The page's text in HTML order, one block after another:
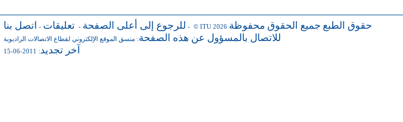
للرجوع إلى أعلى الصفحة - تعليقات - اتصل بنا - © ITU 2026 حقوق الطبع جميع الحقوق محفوظة
للاتصال بالمسؤول عن هذه الصفحة: منسق الموقع الإلكتروني لقطاع الاتصالات الراديوية
آخر تجديد: 2011-06-15